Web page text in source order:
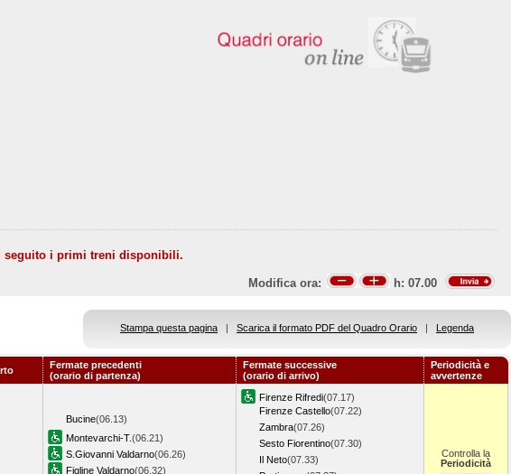
seguito i primi treni disponibili.
Modifica ora: h: 07.00
Stampa questa pagina | Scarica il formato PDF del Quadro Orario | Legenda
Fermate precedenti
(orario di partenza)
Fermate successive
(orario di arrivo)
Periodicità e
avvertenze
Bucine(06.13)
Montevarchi-T.(06.21)
S.Giovanni Valdarno(06.26)
Figline Valdarno(06.32)
Firenze Rifredi(07.17)
Firenze Castello(07.22)
Zambra(07.26)
Sesto Fiorentino(07.30)
Il Neto(07.33)
Controlla la
Periodicità